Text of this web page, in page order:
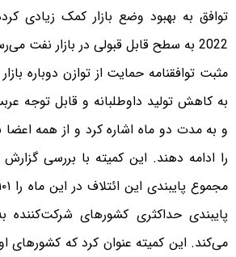
توافق به بهبود وضع بازار کمک زیادی
2022 به سطح قابل قبولی در بازار نفت
مثبت توافقنامه حمایت از توازن دوباره
و به مدت دو ماه اشاره کرد و از همه اعضا
پایبندی حداکثری کشورهای شرکت‌کننده
می‌کند. این کمیته عنوان‌ کرد که کشورهای